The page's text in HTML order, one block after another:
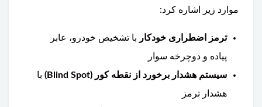
موارد زیر اشاره کرد:
ترمز اضطراری خودکار با تشخیص خودرو، عابر
پیاده و دوچرخه سوار
سیستم هشدار برخورد از نقطه کور (Blind Spot)
با
هشدار ترمز